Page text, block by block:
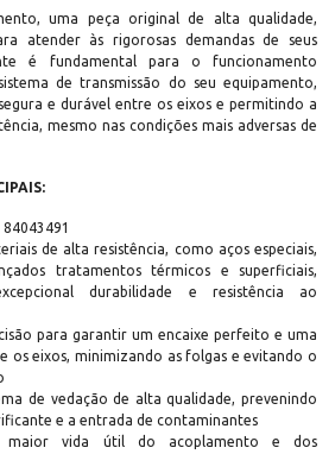
uma peça original de alta qualidade,
atender às rigorosas demandas de seus
é fundamental para o funcionamento
de transmissão do seu equipamento,
e durável entre os eixos e permitindo a
mesmo nas condições mais adversas de
de alta resistência, como aços especiais,
tratamentos térmicos e superficiais,
durabilidade e resistência ao
para garantir um encaixe perfeito e uma
os eixos, minimizando as folgas e evitando o
de vedação de alta qualidade, prevenindo
e a entrada de contaminantes
maior vida útil do acoplamento e dos